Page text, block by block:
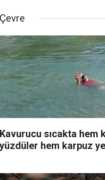
Çevre
Kavurucu sıcakta hem
yüzdüler hem karpuz